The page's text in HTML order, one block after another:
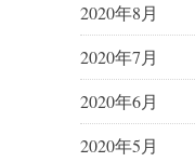
2020年8月
2020年7月
2020年6月
2020年5月